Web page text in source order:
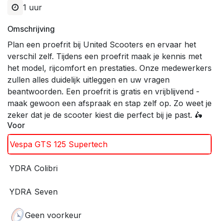
Voor
Vespa GTS 125 Supertech
YDRA Colibri
YDRA Seven
Geen voorkeur
1 uur
Omschrijving
Plan een proefrit bij United Scooters en ervaar het
verschil zelf. Tijdens een proefrit maak je kennis met
het model, rijcomfort en prestaties. Onze medewerkers
zullen alles duidelijk uitleggen en uw vragen
beantwoorden. Een proefrit is gratis en vrijblijvend -
maak gewoon een afspraak en stap zelf op. Zo weet je
zeker dat je de scooter kiest die perfect bij je past. 🛵